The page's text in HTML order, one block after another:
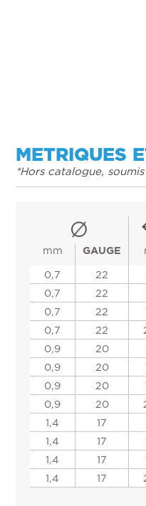
METRIQUES
*Hors catalogue,
mm
0,7
0,7
0,7
0,7
0,9
0,9
0,9
0,9
1,4
1,4
1,4
1,4
GAUGE
22
22
22
22
20
20
20
20
17
17
17
17